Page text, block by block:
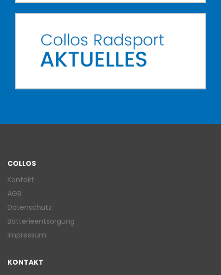
COLLOS
Kontakt
AGB
Datenschutz
Batterieentsorgung
Impressum
KONTAKT